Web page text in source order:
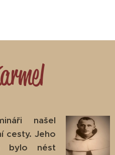
našel
cesty. Jeho
bylo nést